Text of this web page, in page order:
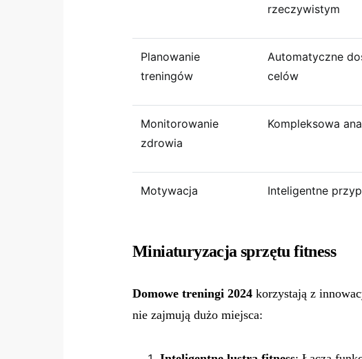
rzeczywistym
Planowanie
treningów
Automatyczne
celów
Monitorowanie
zdrowia
Kompleksowa
Motywacja Inteligentne
Miniaturyzacja sprzętu fitness
Domowe treningi 2024 korzystają z
nie zajmują dużo miejsca: